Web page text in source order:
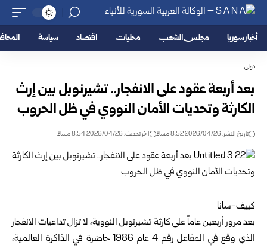
أخبار سوريا مجلس الشعب محليات اقتصاد سياسة
دولي
بعد أربعة عقود على الانفجار.. تشيرنوبل بين إرث
الكارثة وتحديات الأمان النووي في ظل الحروب
تاريخ النشر: 2026/04/26 8:52 مساءً اخر تحديث: 2026/04/26 8:54 مساءً
كييف-سانا
بعد مرور أربعين عاماً علىكارثة تشيرنوبل النووية، لا تزال تداعيات الانفجار
الذي وقع في المفاعل رقم 4 عام 1986 حاضرة في الذاكرة العالمية،